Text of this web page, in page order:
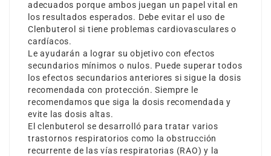
adecuados porque ambos juegan un papel vital en
los resultados esperados. Debe evitar el uso de
Clenbuterol si tiene problemas cardiovasculares o
cardíacos.
Le ayudarán a lograr su objetivo con efectos
secundarios mínimos o nulos. Puede superar todos
los efectos secundarios anteriores si sigue la dosis
recomendada con protección. Siempre le
recomendamos que siga la dosis recomendada y
evite las dosis altas.
El clenbuterol se desarrolló para tratar varios
trastornos respiratorios como la obstrucción
recurrente de las vías respiratorias (RAO) y la